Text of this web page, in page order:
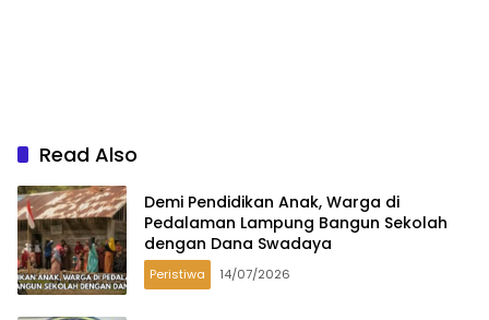
Read Also
Demi Pendidikan Anak, Warga di
Pedalaman Lampung Bangun Sekolah
dengan Dana Swadaya
Peristiwa 14/07/2026